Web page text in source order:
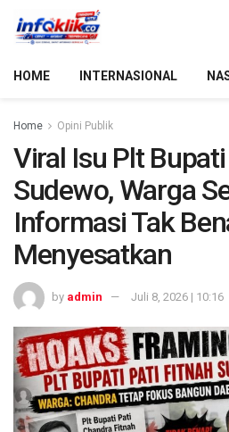
HOME INTERNASIONAL
Home Opini Publik
Viral Isu Plt
Sudewo, Warga
Informasi Tak
Menyesatkan
by admin Juli 8, 2026 | 10:16